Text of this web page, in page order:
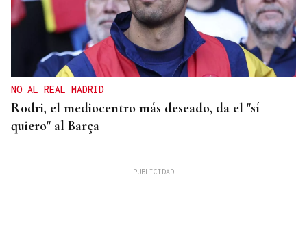
NO AL REAL MADRID
Rodri, el mediocentro más deseado, da el "sí
quiero" al Barça